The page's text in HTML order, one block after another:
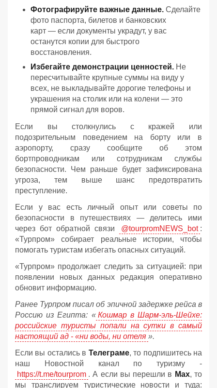
Фотографируйте важные данные. Сделайте
фото паспорта, билетов и банковских
карт — если документы украдут, у вас
останутся копии для быстрого
восстановления.
Избегайте демонстрации ценностей. Не
пересчитывайте крупные суммы на виду у
всех, не выкладывайте дорогие телефоны и
украшения на столик или на колени — это
прямой сигнал для воров.
Если вы столкнулись с кражей или
подозрительным поведением на борту или в
аэропорту, сразу сообщите об этом
бортпроводникам или сотрудникам службы
безопасности. Чем раньше будет зафиксирована
угроза, тем выше шанс предотвратить
преступление.
Если у вас есть личный опыт или советы по
безопасности в путешествиях — делитесь ими
через бот обратной связи
@tourpromNEWS_bot :
«Турпром» собирает реальные истории, чтобы
помогать туристам избегать опасных ситуаций.
«Турпром» продолжает следить за ситуацией: при
появлении новых данных редакция оперативно
обновит информацию.
Ранее Турпром писал об эпичной задержке рейса в
Россию из Египта: « Кошмар в Шарм-эль-Шейхе:
российские туристы попали на сутки в самый
настоящий ад - «ни воды, ни отеля ».
Если вы остались в Телеграме, то подпишитесь на
наш Новостной канал по туризму -
https://t.me/tourprom . А если вы перешли в Мах, то
мы транслируем туристические новости и туда: